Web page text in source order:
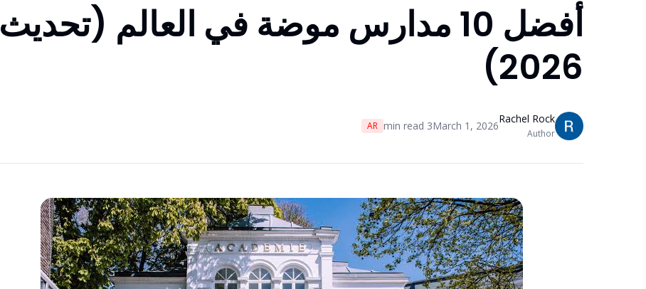
أفضل 10 مدارس موضة في العالم (تحديث
2026)
Rachel Rock
Author
March 1, 2026
3
AR